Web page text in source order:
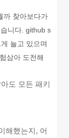
까 찾아보다가
니다. github s
늘고 있으며
삼아 도전해
도 모든 패키
해했는지, 어